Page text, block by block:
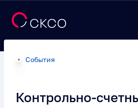
События
Контрольно-